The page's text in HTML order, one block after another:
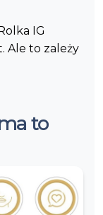
IG
Ale to zależy
to